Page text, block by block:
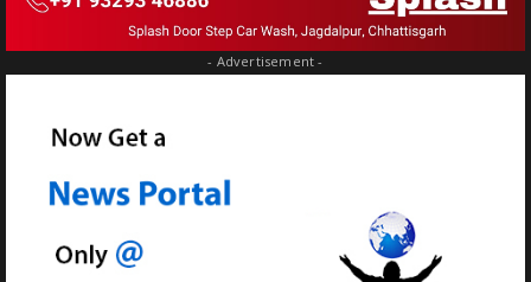
- Advertisement -